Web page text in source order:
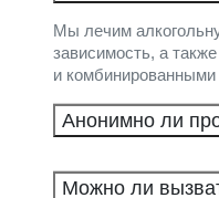
Мы лечим
зависимость, а
и комбинированными
Анонимно ли
Можно ли